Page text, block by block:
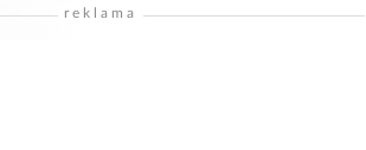
reklama